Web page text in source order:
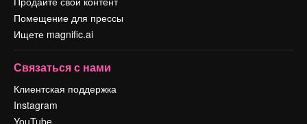
Помещение для прессы
Ищете magnific.ai
Связаться с нами
Клиентская поддержка
Instagram